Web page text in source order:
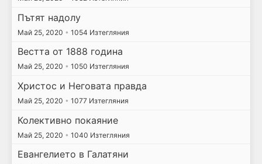
Пътят надолу
Май 25, 2020 • 1054 Изтегляния
Вестта от 1888 година
Май 25, 2020 • 1050 Изтегляния
Христос и Неговата правда
Май 25, 2020 • 1077 Изтегляния
Колективно покаяние
Май 25, 2020 • 1040 Изтегляния
Евангелието в Галатяни